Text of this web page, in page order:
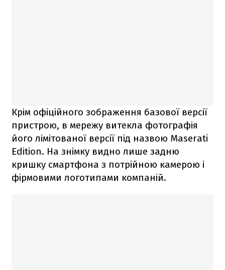
Крім офіційного зображення базової версії
пристрою, в мережу витекла фотографія
його лімітованої версії під назвою Maserati
Edition. На знімку видно лише задню
кришку смартфона з потрійною камерою і
фірмовими логотипами компаній.